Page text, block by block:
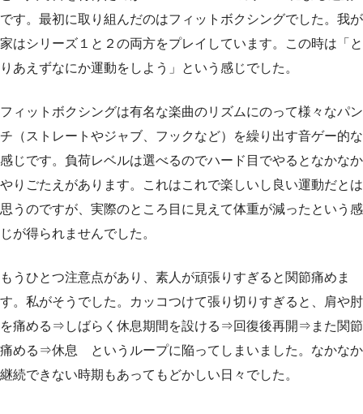
です。最初に取り組んだのはフィットボクシングでした。我が
家はシリーズ１と２の両方をプレイしています。この時は「と
りあえずなにか運動をしよう」という感じでした。
フィットボクシングは有名な楽曲のリズムにのって様々なパン
チ（ストレートやジャブ、フックなど）を繰り出す音ゲー的な
感じです。負荷レベルは選べるのでハード目でやるとなかなか
やりごたえがあります。これはこれで楽しいし良い運動だとは
思うのですが、実際のところ目に見えて体重が減ったという感
じが得られませんでした。
もうひとつ注意点があり、素人が頑張りすぎると関節痛めま
す。私がそうでした。カッコつけて張り切りすぎると、肩や肘
を痛める⇒しばらく休息期間を設ける⇒回復後再開⇒また関節
痛める⇒休息 というループに陥ってしまいました。なかなか
継続できない時期もあってもどかしい日々でした。